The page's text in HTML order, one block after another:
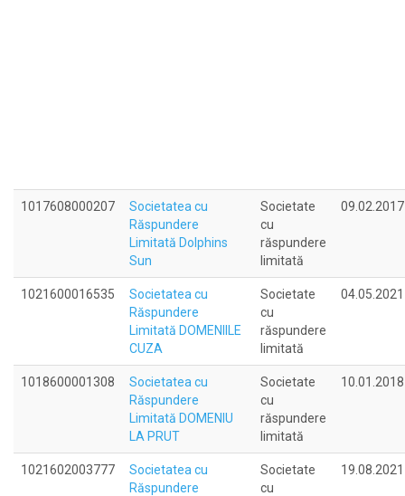
1017608000207
Societatea cu
Răspundere
Limitată Dolphins
Sun
Societate
cu
răspundere
limitată
09.02.2017
1021600016535
Societatea cu
Răspundere
Limitată DOMENIILE
CUZA
Societate
cu
răspundere
limitată
04.05.2021
1018600001308
Societatea cu
Răspundere
Limitată DOMENIU
LA PRUT
Societate
cu
răspundere
limitată
10.01.2018
1021602003777
Societatea cu
Răspundere
Societate
cu
19.08.2021